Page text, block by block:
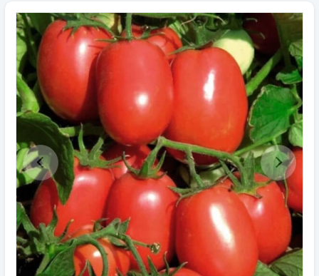
Декоративные растения
Цветы
Травы
Овощи (на посадку)
Штамбовые ягодные кусты
Семена
Удобрения